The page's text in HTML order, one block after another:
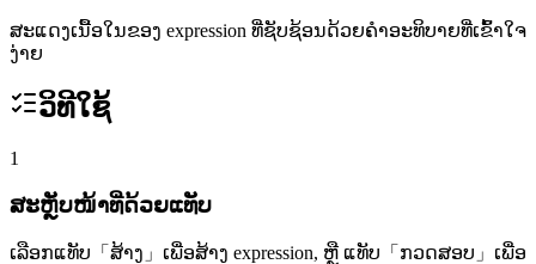
ສະແດງເນື້ອໃນຂອງ expression ທີ່ຊັບຊ້ອນດ້ວຍຄຳອະທິບາຍທີ່ເຂົ້າໃຈ
ງ່າຍ
ວິທີໃຊ້
1
ສະຫຼັບໜ້າທີ່ດ້ວຍແທັບ
ເລືອກແທັບ「ສ້າງ」ເພື່ອສ້າງ expression, ຫຼື ແທັບ「ກວດສອບ」ເພື່ອ